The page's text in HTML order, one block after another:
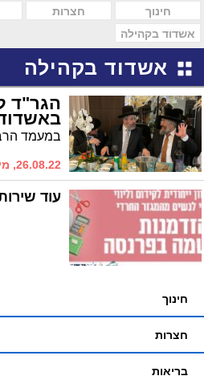
חינוך חצרות
אשדוד בקהילה
אשדוד בקהילה
הגר"ד
26.08.22, מערכת אשדודס
עוד
חינוך
חצרות
בריאות